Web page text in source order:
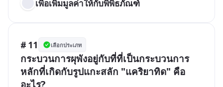
เพื่อเพิ่มมูลค่าให้กับพิพิธภัณฑ์
# 11 เลือกประเภท
กระบวนการผุพังอยู่กับที่ที่เป็นกระบวนการ
หลักที่เกิดกับรูปแกะสลัก "แคริยาทิด" คือ